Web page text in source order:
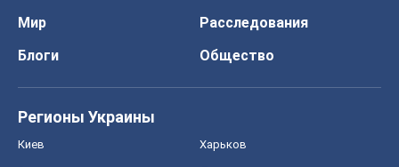
Мир
Расследования
Блоги
Общество
Регионы Украины
Киев Харьков